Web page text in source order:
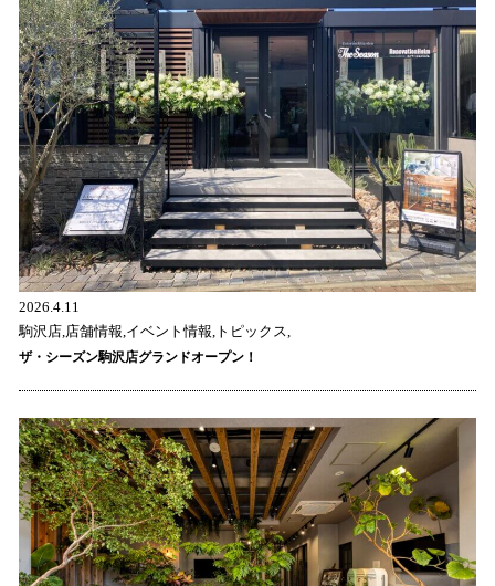
2026.4.11
駒沢店,店舗情報,イベント情報,トピックス,
ザ・シーズン駒沢店グランドオープン！